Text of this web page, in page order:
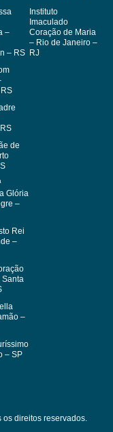
–
– RS
de
Glória
–
Rei
–
–
– SP
Instituto
Imaculado
Coração de Maria
– Rio de Janeiro –
RJ
direitos reservados.